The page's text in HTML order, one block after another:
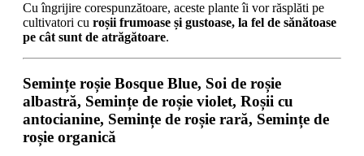
Cu îngrijire corespunzătoare, aceste plante îi vor răsplăti pe
cultivatori cu roșii frumoase și gustoase, la fel de sănătoase
pe cât sunt de atrăgătoare.
Semințe roșie Bosque Blue, Soi de roșie
albastră, Semințe de roșie violet, Roșii cu
antocianine, Semințe de roșie rară, Semințe de
roșie organică